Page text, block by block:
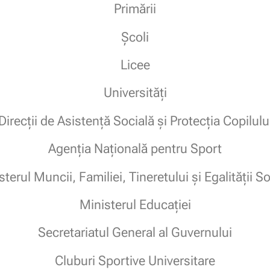
Primării
Școli
Licee
Universități
de Asistență Socială și Protecția
Agenția Națională pentru Sport
Muncii, Familiei, Tineretului și Egalității
Ministerul Educației
Secretariatul General al Guvernului
Cluburi Sportive Universitare